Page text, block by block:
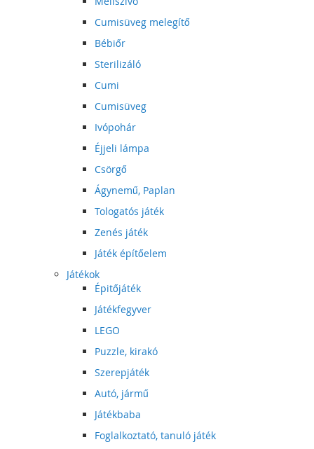
Cumisüveg melegítő
Bébiőr
Sterilizáló
Cumi
Cumisüveg
Ivópohár
Éjjeli lámpa
Csörgő
Ágynemű, Paplan
Tologatós játék
Zenés játék
Játék építőelem
Játékok
Épitőjáték
Játékfegyver
LEGO
Puzzle, kirakó
Szerepjáték
Autó, jármű
Játékbaba
Foglalkoztató, tanuló játék